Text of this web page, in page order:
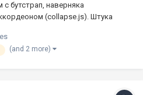
бутстрап, наверняка
(collapse.js). Штука
перехода к нужному
работе с меню аккордеона.
(and 2 more)